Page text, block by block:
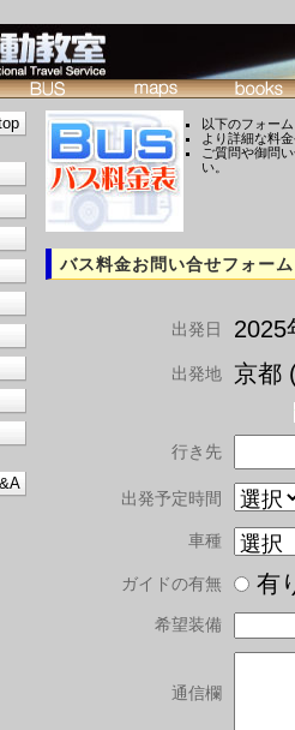
以下のフォー
より詳細な料
ご質問や御問
い。
バス料金お問い合せフォーム
出発日 2025
出発地 京都
行き先
出発予定時間
車種
ガイドの有無
希望装備
通信欄